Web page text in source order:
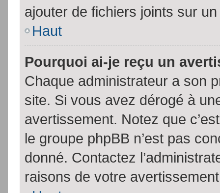
ajouter de fichiers joints sur
Haut
Pourquoi ai-je reçu un
Chaque administrateur a son
site. Si vous avez dérogé à
avertissement. Notez que
le groupe phpBB n’est pas
donné. Contactez
raisons de votre